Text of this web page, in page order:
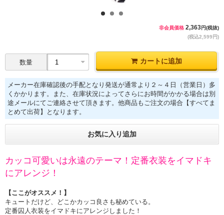
非会員価格 2,363円(税抜)
(税込2,599円)
数量 カートに追加
メーカー在庫確認後の手配となり発送が通常より２～４日（営業日）多
くかかります。また、在庫状況によってさらにお時間がかかる場合は別
途メールにてご連絡させて頂きます。他商品もご注文の場合【すべてま
とめて出荷】となります。
お気に入り追加
カッコ可愛いは永遠のテーマ！定番衣装をイマドキ
にアレンジ！
【ここがオススメ！】
キュートだけど、どこかカッコ良さも秘めている。
定番囚人衣装をイマドキにアレンジしました！